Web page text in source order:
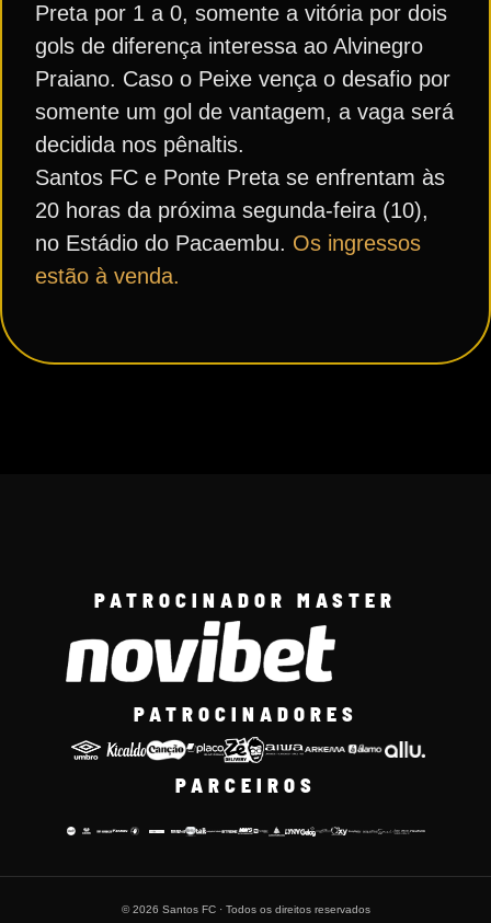
Preta por 1 a 0, somente a vitória por dois
gols de diferença interessa ao Alvinegro
Praiano. Caso o Peixe vença o desafio por
somente um gol de vantagem, a vaga será
decidida nos pênaltis.
Santos FC e Ponte Preta se enfrentam às
20 horas da próxima segunda-feira (10),
no Estádio do Pacaembu. Os ingressos
estão à venda.
PATROCINADOR MASTER
PATROCINADORES
PARCEIROS
© 2026 Santos FC · Todos os direitos reservados